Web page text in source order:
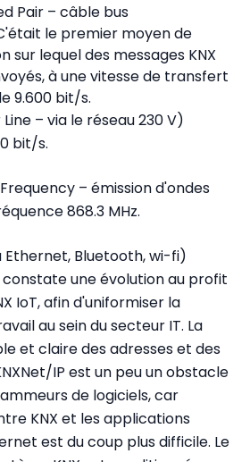
Pair – câble bus
le premier moyen de
sur lequel des messages KNX
à une vitesse de transfert
9.600 bit/s.
Line – via le réseau 230 V)
bit/s.
Frequency – émission d'ondes
868.3 MHz.
Ethernet, Bluetooth, wi-fi)
constate une évolution au profit
IoT, afin d'uniformiser la
au sein du secteur IT. La
et claire des adresses et des
IP est un peu un obstacle
de logiciels, car
KNX et les applications
est du coup plus difficile. Le